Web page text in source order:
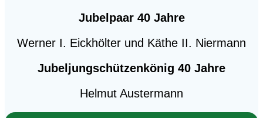
Jubelpaar 40 Jahre
Werner I. Eickhölter und Käthe II. Niermann
Jubeljungschützenkönig 40 Jahre
Helmut Austermann